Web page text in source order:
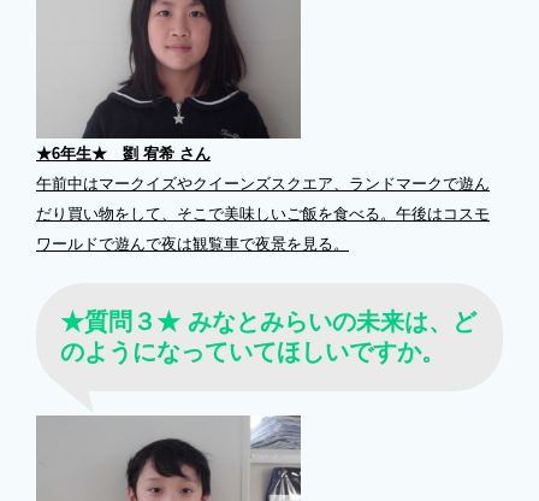
★6年生★ 劉 宥希 さん
午前中はマークイズやクイーンズスクエア、ランドマークで遊ん
だり買い物をして、そこで美味しいご飯を食べる。午後はコスモ
ワールドで遊んで夜は観覧車で夜景を見る。
★質問３★ みなとみらいの未来は、ど
のようになっていてほしいですか。